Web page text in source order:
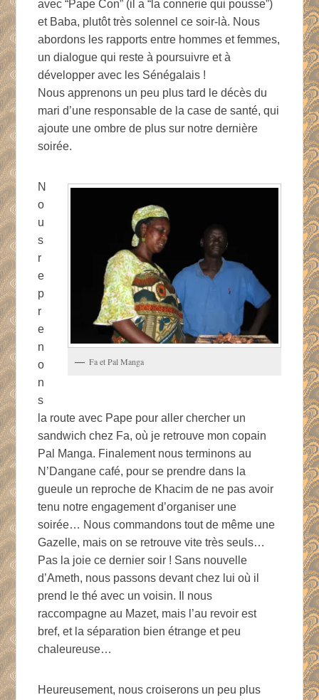
avec “Pape Con” (il a “la connerie qui pousse”)
et Baba, plutôt très solennel ce soir-là. Nous
abordons les rapports entre hommes et femmes,
un dialogue qui reste à poursuivre et à
développer avec les Sénégalais !
Nous apprenons un peu plus tard le décès du
mari d’une responsable de la case de santé, qui
ajoute une ombre de plus sur notre dernière
soirée.
Fa et Pal Manga
N
o
u
s
r
e
p
r
e
n
o
n
s
la route avec Pape pour aller chercher un
sandwich chez Fa, où je retrouve mon copain
Pal Manga. Finalement nous terminons au
N’Dangane café, pour se prendre dans la
gueule un reproche de Khacim de ne pas avoir
tenu notre engagement d’organiser une
soirée… Nous commandons tout de même une
Gazelle, mais on se retrouve vite très seuls…
Pas la joie ce dernier soir ! Sans nouvelle
d’Ameth, nous passons devant chez lui où il
prend le thé avec un voisin. Il nous
raccompagne au Mazet, mais l’au revoir est
bref, et la séparation bien étrange et peu
chaleureuse…
Heureusement, nous croiserons un peu plus